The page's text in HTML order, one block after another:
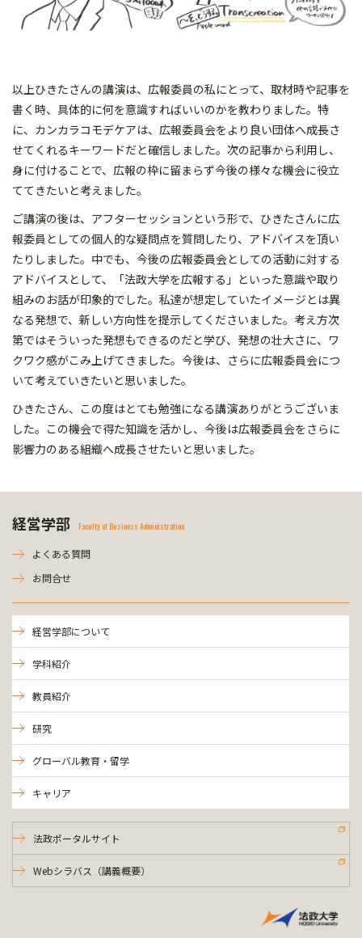
以上ひきたさんの講演は、広報委員の私にとって、取材時や記事を
書く時、具体的に何を意識すればいいのかを教わりました。特
に、カンカラコモデケアは、広報委員会をより良い団体へ成長さ
せてくれるキーワードだと確信しました。次の記事から利用し、
身に付けることで、広報の枠に留まらず今後の様々な機会に役立
ててきたいと考えました。
ご講演の後は、アフターセッションという形で、ひきたさんに広
報委員としての個人的な疑問点を質問したり、アドバイスを頂い
たりしました。中でも、今後の広報委員会としての活動に対する
アドバイスとして、「法政大学を広報する」といった意識や取り
組みのお話が印象的でした。私達が想定していたイメージとは異
なる発想で、新しい方向性を提示してくださいました。考え方次
第ではそういった発想もできるのだと学び、発想の壮大さに、ワ
クワク感がこみ上げてきました。今後は、さらに広報委員会につ
いて考えていきたいと思いました。
ひきたさん、この度はとても勉強になる講演ありがとうございま
した。この機会で得た知識を活かし、今後は広報委員会をさらに
影響力のある組織へ成長させたいと思いました。
経営学部 Faculty of Business Administration
よくある質問
お問合せ
経営学部について
学科紹介
教員紹介
研究
グローバル教育・留学
キャリア
法政ポータルサイト
Webシラバス（講義概要）